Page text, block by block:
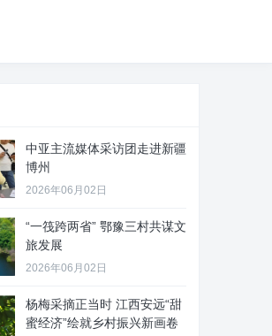
中亚主流媒体采访团走进新疆
博州
2026年06月02日
“一筏跨两省” 鄂豫三村共谋文
旅发展
2026年06月02日
杨梅采摘正当时 江西安远“甜
蜜经济”绘就乡村振兴新画卷